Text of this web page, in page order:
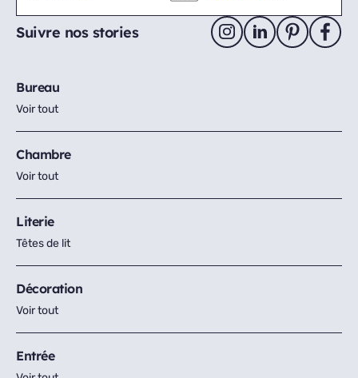
Suivre nos stories
Bureau
Voir tout
Chambre
Voir tout
Literie
Têtes de lit
Décoration
Voir tout
Entrée